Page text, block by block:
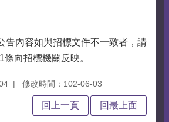
告內容如與招標文件不一致者，請
向招標機關反映。
修改時間：102-06-03
回上一頁 回最上面